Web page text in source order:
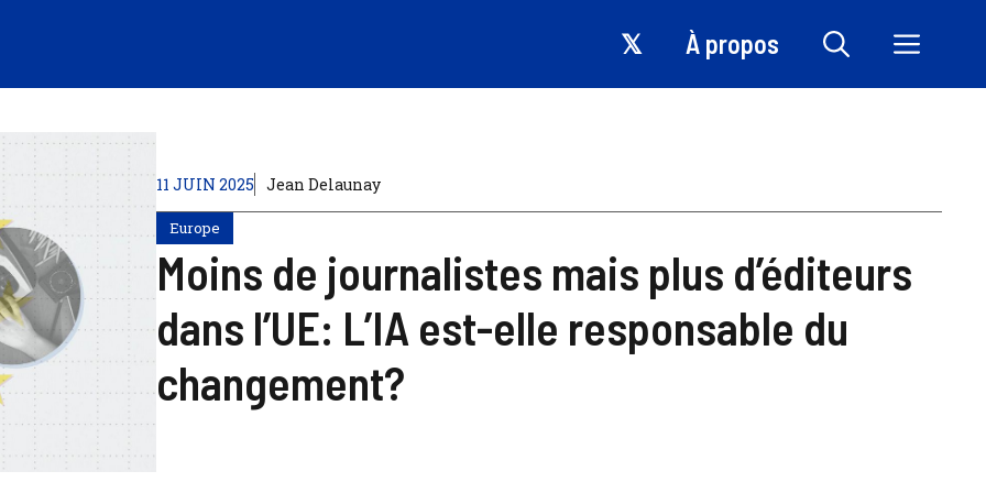
𝕏 À propos
11 JUIN 2025 Jean Delaunay
Europe
Moins de journalistes mais plus d’éditeurs
dans l’UE: L’IA est-elle responsable du
changement?